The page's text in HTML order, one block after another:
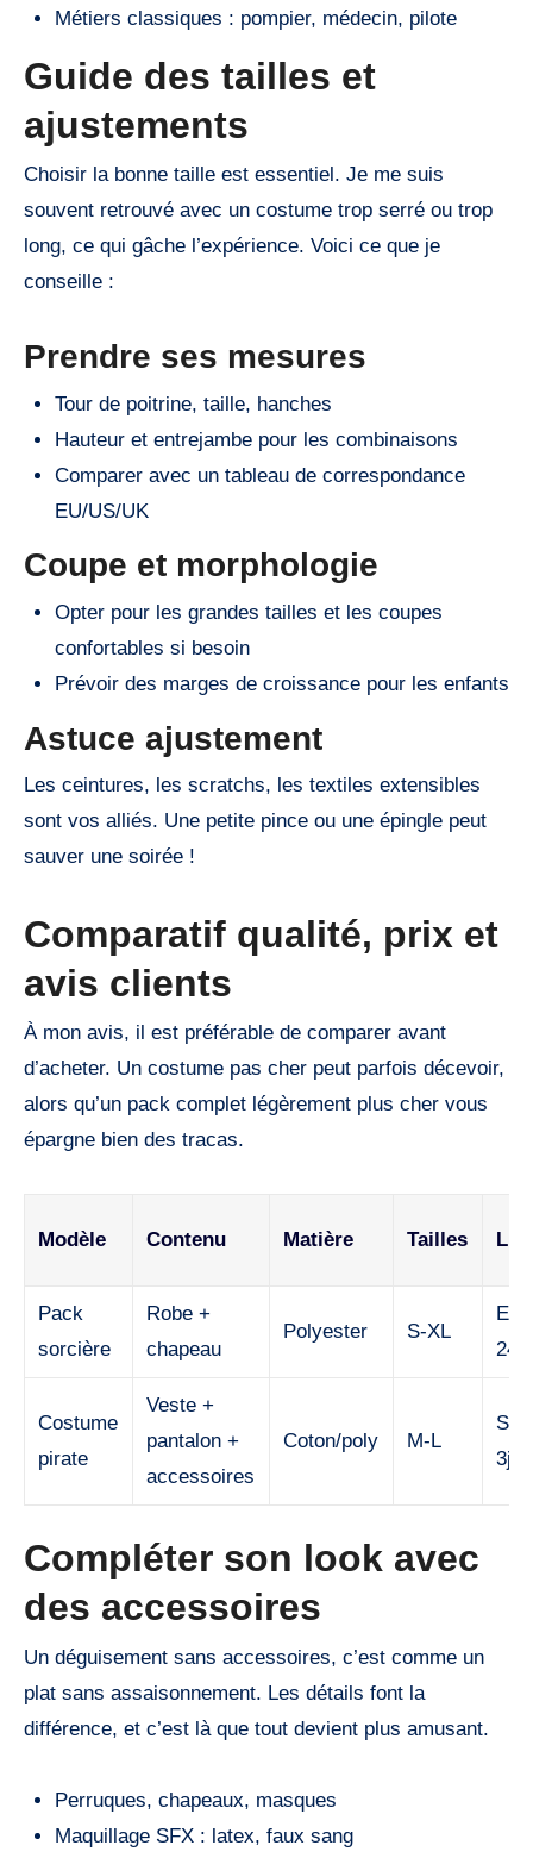
Métiers classiques : pompier, médecin, pilote
Guide des tailles et
ajustements
Choisir la bonne taille est essentiel. Je me suis
souvent retrouvé avec un costume trop serré ou trop
long, ce qui gâche l’expérience. Voici ce que je
conseille :
Prendre ses mesures
Tour de poitrine, taille, hanches
Hauteur et entrejambe pour les combinaisons
Comparer avec un tableau de correspondance
EU/US/UK
Coupe et morphologie
Opter pour les grandes tailles et les coupes
confortables si besoin
Prévoir des marges de croissance pour les enfants
Astuce ajustement
Les ceintures, les scratchs, les textiles extensibles
sont vos alliés. Une petite pince ou une épingle peut
sauver une soirée !
Comparatif qualité, prix et
avis clients
À mon avis, il est préférable de comparer avant
d’acheter. Un costume pas cher peut parfois décevoir,
alors qu’un pack complet légèrement plus cher vous
épargne bien des tracas.
Modèle Contenu Matière Tailles
Pack
sorcière
Robe +
chapeau
Polyester S-XL
24h
Costume
pirate
Veste +
pantalon +
accessoires
Coton/poly M-L
3j
Compléter son look avec
des accessoires
Un déguisement sans accessoires, c’est comme un
plat sans assaisonnement. Les détails font la
différence, et c’est là que tout devient plus amusant.
Perruques, chapeaux, masques
Maquillage SFX : latex, faux sang